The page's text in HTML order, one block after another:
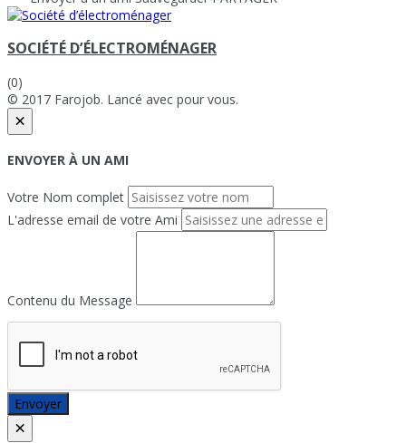
SOCIÉTÉ D’ÉLECTROMÉNAGER
(0)
© 2017 Farojob. Lancé avec pour vous.
×
ENVOYER À UN AMI
Votre Nom complet
L'adresse email de votre Ami
Contenu du Message
Envoyer
×